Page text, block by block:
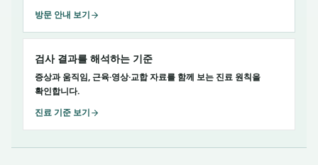
방문 안내 보기
검사 결과를 해석하는 기준
증상과 움직임, 근육·영상·교합 자료를 함께 보는 진료 원칙을
확인합니다.
진료 기준 보기